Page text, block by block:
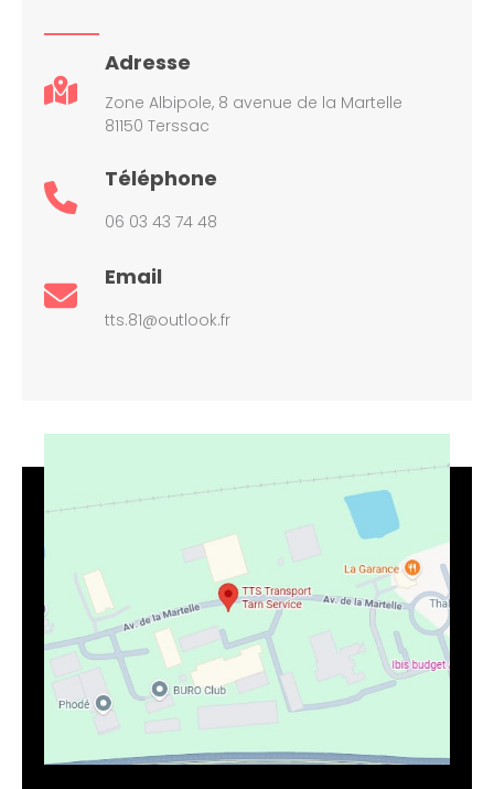
Adresse
Zone Albipole, 8 avenue de la Martelle
81150 Terssac
Téléphone
06 03 43 74 48
Email
tts.81@outlook.fr